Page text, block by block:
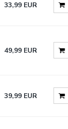
33,99 EUR
49,99 EUR
39,99 EUR